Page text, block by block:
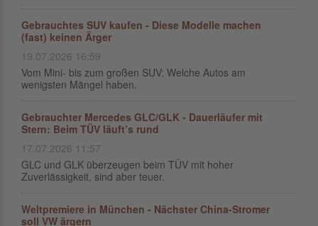
Gebrauchtes SUV kaufen - Diese Modelle machen
(fast) keinen Ärger
19.07.2026 16:59
Vom Mini- bis zum großen SUV: Welche Autos am
wenigsten Mängel haben.
Gebrauchter Mercedes GLC/GLK - Dauerläufer mit
Stern: Beim TÜV läuft’s rund
17.07.2026 11:57
GLC und GLK überzeugen beim TÜV mit hoher
Zuverlässigkeit, sind aber teuer.
Weltpremiere in München - Nächster China-Stromer
soll VW ärgern